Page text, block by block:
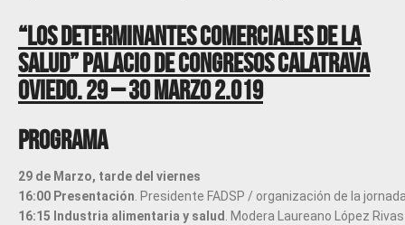
“Los determinantes comerciales de la
salud” Palacio de Congresos Calatrava
Oviedo. 29 – 30 Marzo 2.019
PROGRAMA
29 de Marzo, tarde del viernes
16:00 Presentación. Presidente FADSP / organización de la
16:15 Industria alimentaria y salud . Modera Laureano López Rivas